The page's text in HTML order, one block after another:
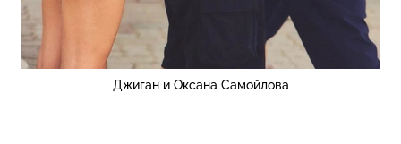
Джиган и Оксана Самойлова